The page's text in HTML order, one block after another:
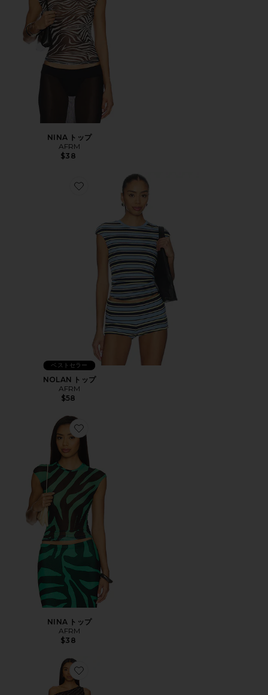
NINA トップ
AFRM
$38
Favorite NOLAN トップ
ベストセラー
NOLAN トップ
AFRM
$58
Favorite NINA トップ
NINA トップ
AFRM
$38
Favorite BIONA ワンショルダーマキシドレス